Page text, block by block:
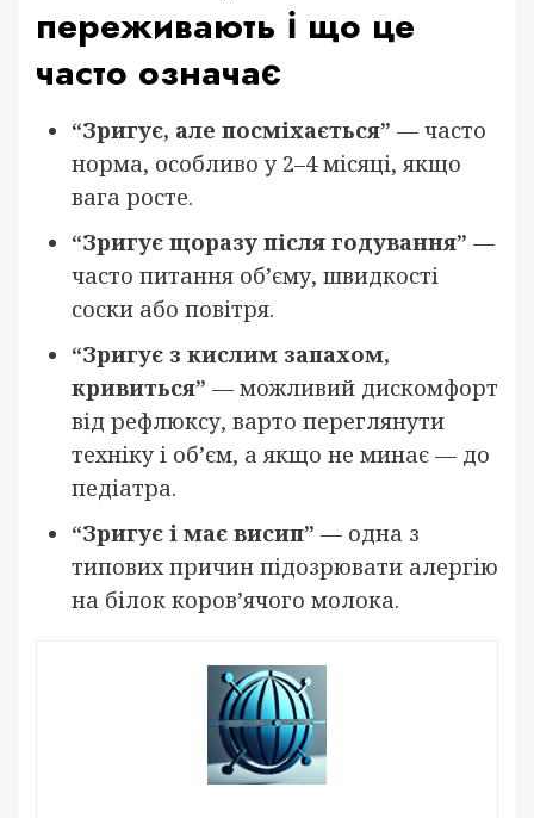
переживають і що це
часто означає
“Зригує, але посміхається” — часто
норма, особливо у 2–4 місяці, якщо
вага росте.
“Зригує щоразу після годування” —
часто питання об’єму, швидкості
соски або повітря.
“Зригує з кислим запахом,
кривиться” — можливий дискомфорт
від рефлюксу, варто переглянути
техніку і об’єм, а якщо не минає — до
педіатра.
“Зригує і має висип” — одна з
типових причин підозрювати алергію
на білок коров’ячого молока.